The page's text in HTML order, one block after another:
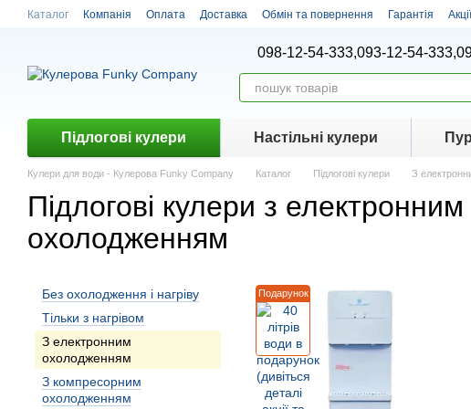
Перейти до основного контенту
Каталог Компанія Оплата Доставка Обмін та повернення Гарантія Акції
098-12-54-333,093-12-54-333,
Підлогові кулери Настiльнi кулери
Кулери для води - Кулерова Funky Company Каталог Підлогові кулери З
Підлогові кулери з електронним
охолодженням
Подарунок
Без охолодження і нагріву
Тiльки з нагрiвом
З електронним
охолодженням
З компресорним
охолодженням